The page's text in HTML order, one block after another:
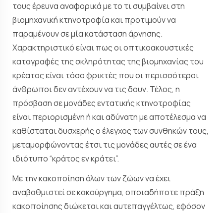
τους έρευνα αναφορικά με το τι συμβαίνει στη
βιομηχανική κτηνοτροφία και προτιμούν να
παραμένουν σε μία κατάσταση άρνησης.
Χαρακτηριστικό είναι πως οι οπτικοακουστικές
καταγραφές της σκληρότητας της βιομηχανίας του
κρέατος είναι τόσο φρικτές που οι περισσότεροι
άνθρωποι δεν αντέχουν να τις δουν. Τέλος, η
πρόσβαση σε μονάδες εντατικής κτηνοτροφίας
είναι περιορισμένη ή και αδύνατη με αποτέλεσμα να
καθίσταται δυσχερής ο έλεγχος των συνθηκών τους,
μεταμορφώνοντας έτσι τις μονάδες αυτές σε ένα
ιδιότυπο “κράτος εν κράτει”.
Με την κακοποίηση όλων των ζώων να έχει
αναβαθμιστεί σε κακούργημα, οποιαδήποτε πράξη
κακοποίησης διώκεται και αυτεπαγγέλτως, εφόσον